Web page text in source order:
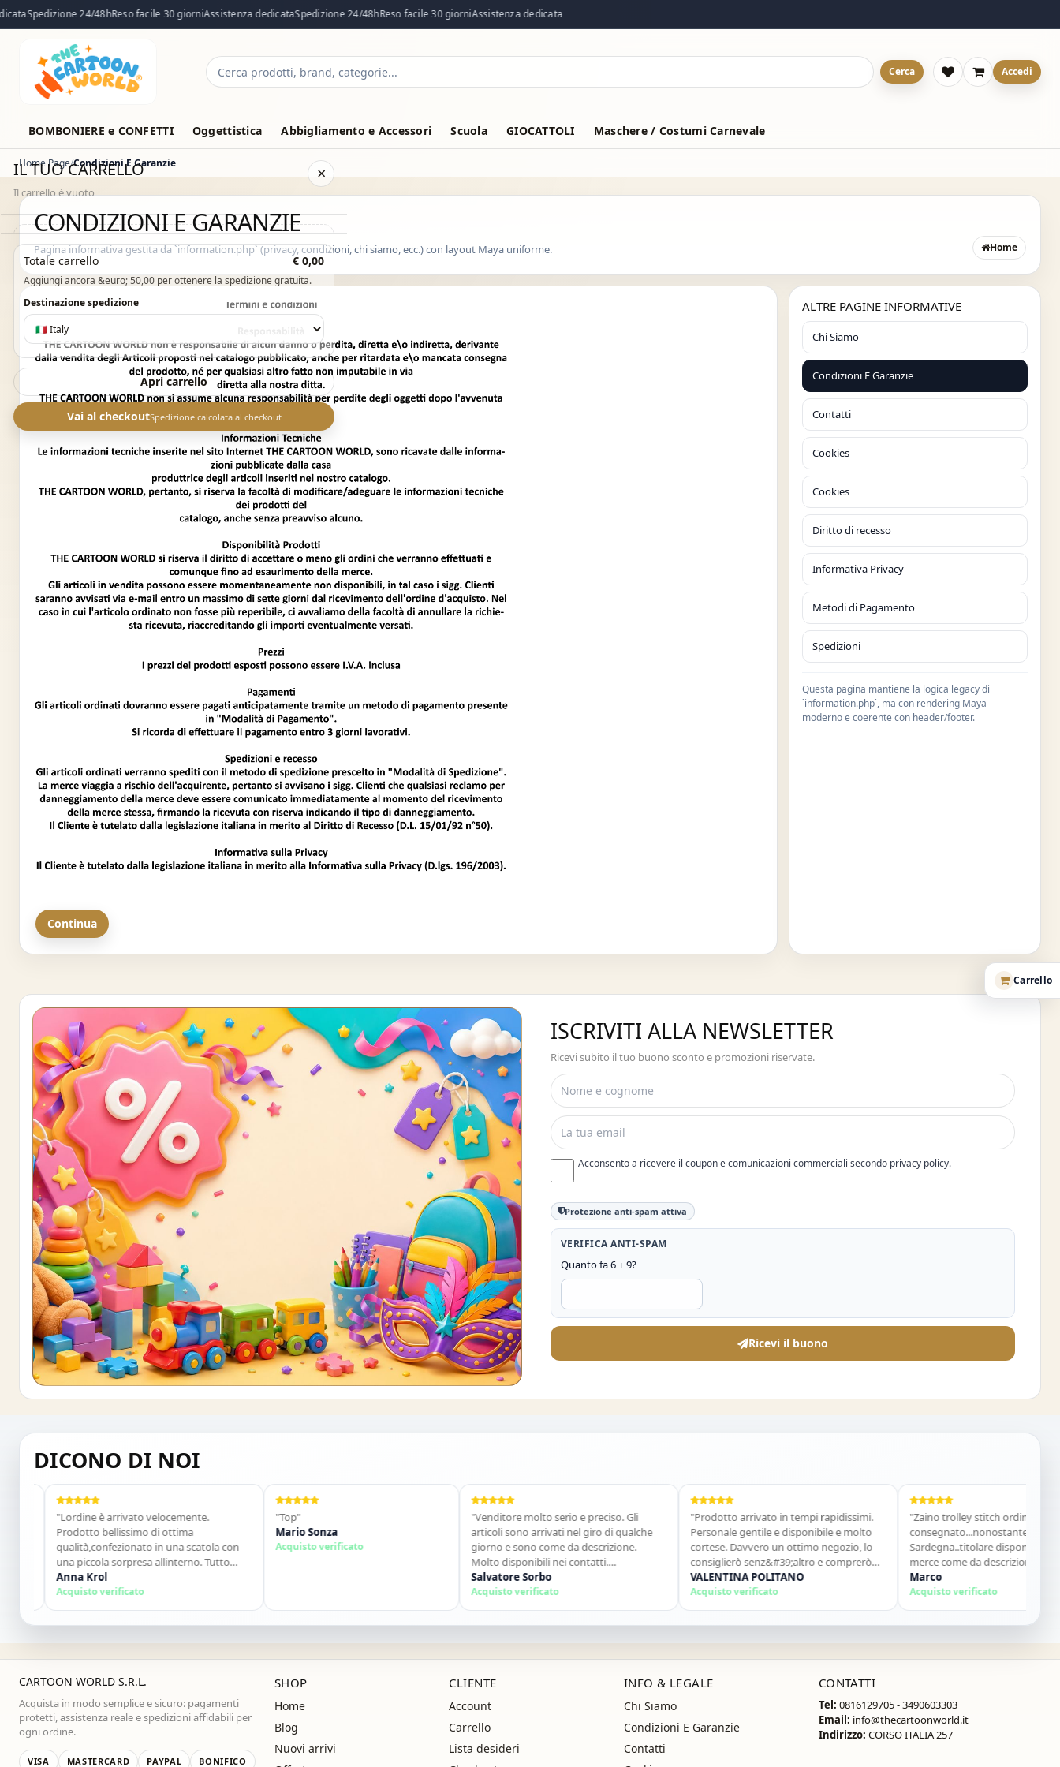
Spedizione 24/48hReso facile 30 giorniAssistenza dedicataSpedizione 24/48hReso facile 30 giorniAssistenza dedicata
Cerca
Cerca Accedi
BOMBONIERE e CONFETTI Oggettistica Abbigliamento e Accessori Scuola GIOCATTOLI Maschere / Costumi Carnevale
IL TUO CARRELLO
Il carrello è vuoto
×
Il carrello è vuoto. Esplora il catalogo e aggiungi i prodotti che
Vai al catalogo
Totale carrello € 0,00
Aggiungi ancora &euro; 50,00 per ottenere la spedizione gratuita.
Destinazione spedizione
Apri carrello
Vai al checkoutSpedizione calcolata al checkout
Carrello
Home Page Condizioni E Garanzie
CONDIZIONI E GARANZIE
Pagina informativa gestita da `information.php` (privacy, condizioni, chi siamo, ecc.) con layout Maya uniforme. Home
Continua
ALTRE PAGINE INFORMATIVE
Chi Siamo
Condizioni E Garanzie
Contatti
Cookies
Cookies
Diritto di recesso
Informativa Privacy
Metodi di Pagamento
Spedizioni
Questa pagina mantiene la logica legacy di
`information.php`, ma con rendering Maya
moderno e coerente con header/footer.
ISCRIVITI E OTTIENI SUBITO UNO SCONTO DEL 10%
ISCRIVITI ALLA NEWSLETTER
Ricevi subito il tuo buono sconto e promozioni riservate.
Acconsento a ricevere il coupon e comunicazioni commerciali secondo privacy policy.
Protezione anti-spam attiva
VERIFICA ANTI-SPAM
Quanto fa 6 + 9?
Ricevi il buono
DICONO DI NOI
"Lordine è arrivato velocemente.
Prodotto bellissimo di ottima
qualità,confezionato in una scatola con
una piccola sorpresa allinterno. Tutto
perfetto. Lo consiglio vivamente. Grazie
,alla prossima!"
Anna Krol
Acquisto verificato
Mario Sonza
Acquisto verificato
"Venditore molto serio e preciso. Gli
articoli sono arrivati nel giro di qualche
giorno e sono come da descrizione.
Molto disponibili nei contatti.
Consigliato."
Salvatore Sorbo
Acquisto verificato
"Prodotto arrivato in tempi rapidissimi.
Personale gentile e disponibile e molto
cortese. Davvero un ottimo negozio, lo
consiglierò senz&#39;altro e comprerò
ancora!"
VALENTINA POLITANO
Acquisto verificato
"Zaino trolley stitch ordinato sabato e
consegnato...nonostante mi trovo in
Sardegna..titolare disponibile e gentile
merce come da descrizione materiale
ottimo...sito super consigliato"
Marco
Acquisto verificato
CARTOON WORLD S.R.L.
Acquista in modo semplice e sicuro: pagamenti
protetti, assistenza reale e spedizioni affidabili per
ogni ordine.
VISA MASTERCARD PAYPAL BONIFICO
SHOP
Home
Blog
Nuovi arrivi
CLIENTE
Account
Carrello
Lista desideri
INFO & LEGALE
Chi Siamo
Condizioni E Garanzie
Contatti
CONTATTI
Tel: 0816129705 - 3490603303
Email: info@thecartoonworld.it
Indirizzo: CORSO ITALIA 257